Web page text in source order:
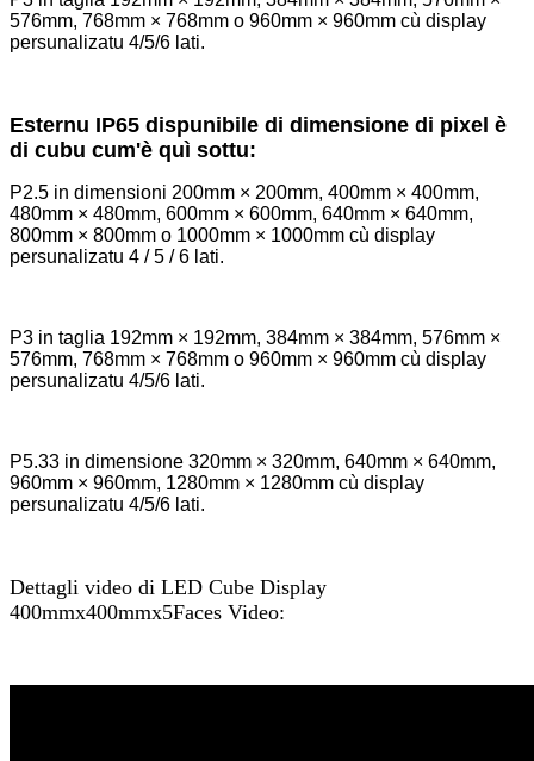
576mm, 768mm × 768mm o 960mm × 960mm cù display
persunalizatu 4/5/6 lati.
Esternu IP65 dispunibile di dimensione di pixel è
di cubu cum'è quì sottu:
P2.5 in dimensioni 200mm × 200mm, 400mm × 400mm,
480mm × 480mm, 600mm × 600mm, 640mm × 640mm,
800mm × 800mm o 1000mm × 1000mm cù display
persunalizatu 4 / 5 / 6 lati.
P3 in taglia 192mm × 192mm, 384mm × 384mm, 576mm ×
576mm, 768mm × 768mm o 960mm × 960mm cù display
persunalizatu 4/5/6 lati.
P5.33 in dimensione 320mm × 320mm, 640mm × 640mm,
960mm × 960mm, 1280mm × 1280mm cù display
persunalizatu 4/5/6 lati.
Dettagli video di LED Cube Display
400mmx400mmx5Faces Video: